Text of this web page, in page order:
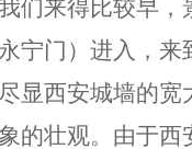
来得比较早，
宁门）进入，来
显西安城墙的
的壮观。由于西